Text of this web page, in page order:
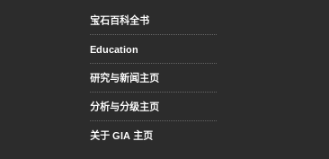
宝石百科全书
Education
研究与新闻主页
分析与分级主页
关于 GIA 主页